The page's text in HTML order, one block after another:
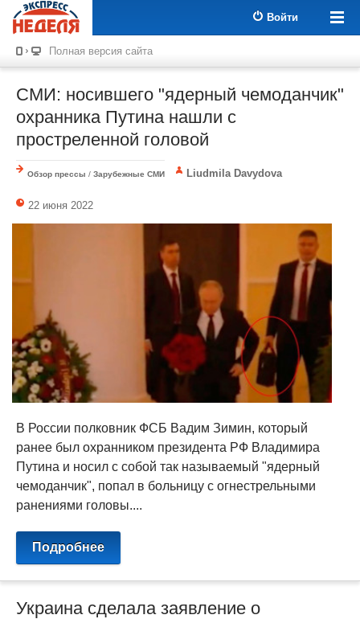
Войти
Полная версия сайта
СМИ: носившего "ядерный чемоданчик"
охранника Путина нашли с
простреленной головой
Обзор прессы / Зарубежные СМИ Liudmila Davydova
22 июня 2022
В России полковник ФСБ Вадим Зимин, который
ранее был охранником президента РФ Владимира
Путина и носил с собой так называемый "ядерный
чемоданчик", попал в больницу с огнестрельными
ранениями головы....
Подробнее
Украина сделала заявление о